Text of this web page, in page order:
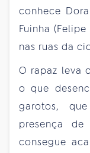
conhece
Fuinha
nas ruas da
O rapaz leva
o que
garotos,
presença
consegue